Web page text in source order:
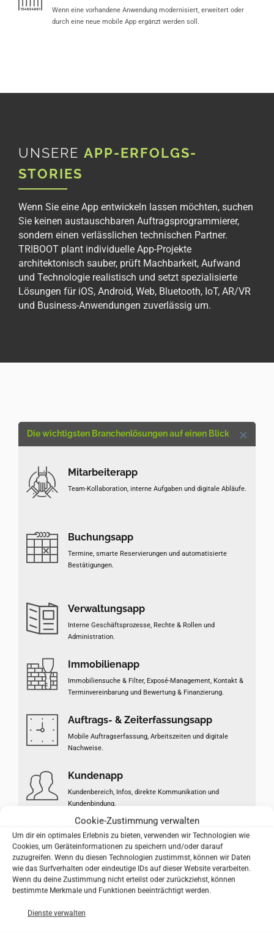
Cookie-Zustimmung verwalten
Um dir ein optimales Erlebnis zu bieten, verwenden wir Technologien wie
Cookies, um Geräteinformationen zu speichern und/oder darauf
zuzugreifen. Wenn du diesen Technologien zustimmst, können wir Daten
wie das Surfverhalten oder eindeutige IDs auf dieser Website verarbeiten.
Wenn du deine Zustimmung nicht erteilst oder zurückziehst, können
bestimmte Merkmale und Funktionen beeinträchtigt werden.
Dienste verwalten
Wenn eine vorhandene Anwendung modernisiert, erweitert oder
durch eine neue mobile App ergänzt werden soll.
UNSERE APP-ERFOLGS-
STORIES
Wenn Sie eine App entwickeln lassen möchten, suchen
Sie keinen austauschbaren Auftragsprogrammierer,
sondern einen verlässlichen technischen Partner.
TRIBOOT plant individuelle App-Projekte
architektonisch sauber, prüft Machbarkeit, Aufwand
und Technologie realistisch und setzt spezialisierte
Lösungen für iOS, Android, Web, Bluetooth, IoT, AR/VR
und Business-Anwendungen zuverlässig um.
Die wichtigsten Branchenlösungen auf einen Blick
Mitarbeiterapp
Team-Kollaboration, interne Aufgaben und digitale Abläufe.
Buchungsapp
Termine, smarte Reservierungen und automatisierte
Bestätigungen.
Verwaltungsapp
Interne Geschäftsprozesse, Rechte & Rollen und
Administration.
Immobilienapp
Immobiliensuche & Filter, Exposé‑Management, Kontakt &
Terminvereinbarung und Bewertung & Finanzierung.
Auftrags- & Zeiterfassungsapp
Mobile Auftragserfassung, Arbeitszeiten und digitale
Nachweise.
Kundenapp
Kundenbereich, Infos, direkte Kommunikation und
Kundenbindung.
Case Study: SpeakFlow Teleprompter App – die
Video-Teleprompter App
Glydsphere App – Sound-Revolution für das E-Auto